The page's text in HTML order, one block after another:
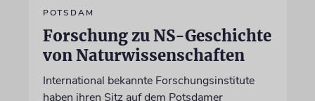
POTSDAM
Forschung zu NS-Geschichte
von Naturwissenschaften
International bekannte Forschungsinstitute
haben ihren Sitz auf dem Potsdamer